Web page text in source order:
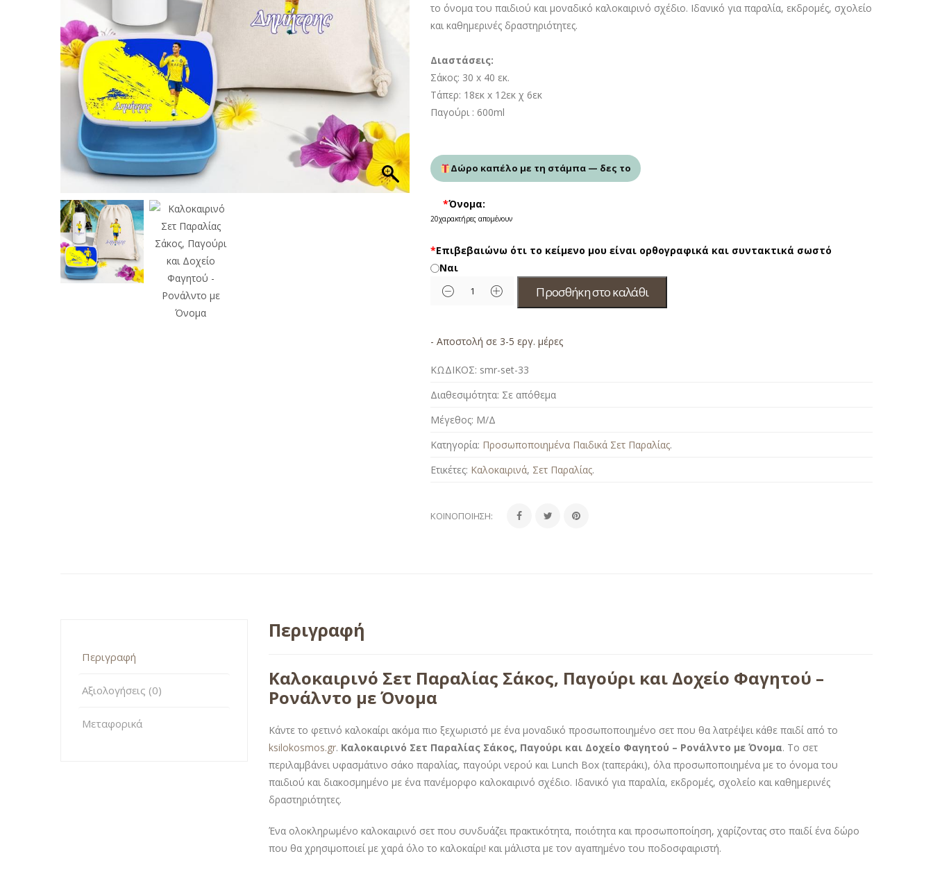
το όνομα του παιδιού και μοναδικό καλοκαιρινό σχέδιο. Ιδανικό για παραλία, εκδρομές, σχολείο
και καθημερινές δραστηριότητες.
Διαστάσεις:
Σάκος: 30 x 40 εκ.
Τάπερ: 18εκ x 12εκ χ 6εκ
Παγούρι : 600ml
Δώρο καπέλο με τη στάμπα — δες το
*Όνομα:
20χαρακτήρες απομένουν
*Επιβεβαιώνω ότι το κείμενο μου είναι ορθογραφικά και συντακτικά σωστό
Ναι
Προσθήκη στο καλάθι
- Αποστολή σε 3-5 εργ. μέρες
ΚΩΔΙΚΟΣ: smr-set-33
Διαθεσιμότητα: Σε απόθεμα
Μέγεθος: Μ/Δ
Κατηγορία: Προσωποποιημένα Παιδικά Σετ Παραλίας.
Ετικέτες: Καλοκαιρινά, Σετ Παραλίας.
ΚΟΙΝΟΠΟΊΗΣΗ:
Περιγραφή
Αξιολογήσεις (0)
Μεταφορικά
Περιγραφή
Καλοκαιρινό Σετ Παραλίας Σάκος, Παγούρι και Δοχείο Φαγητού –
Ρονάλντο με Όνομα
Κάντε το φετινό καλοκαίρι ακόμα πιο ξεχωριστό με ένα μοναδικό προσωποποιημένο σετ που θα λατρέψει κάθε παιδί από το
ksilokosmos.gr. Καλοκαιρινό Σετ Παραλίας Σάκος, Παγούρι και Δοχείο Φαγητού – Ρονάλντο με Όνομα. Το σετ
περιλαμβάνει υφασμάτινο σάκο παραλίας, παγούρι νερού και Lunch Box (ταπεράκι), όλα προσωποποιημένα με το όνομα του
παιδιού και διακοσμημένο με ένα πανέμορφο καλοκαιρινό σχέδιο. Ιδανικό για παραλία, εκδρομές, σχολείο και καθημερινές
δραστηριότητες.
Ένα ολοκληρωμένο καλοκαιρινό σετ που συνδυάζει πρακτικότητα, ποιότητα και προσωποποίηση, χαρίζοντας στο παιδί ένα δώρο
που θα χρησιμοποιεί με χαρά όλο το καλοκαίρι! και μάλιστα με τον αγαπημένο του ποδοσφαιριστή.